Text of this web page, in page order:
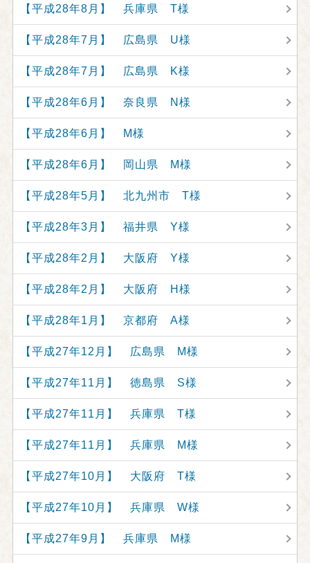
【平成28年8月】 兵庫県 T様
【平成28年7月】 広島県 U様
【平成28年7月】 広島県 K様
【平成28年6月】 奈良県 N様
【平成28年6月】 M様
【平成28年6月】 岡山県 M様
【平成28年5月】 北九州市 T様
【平成28年3月】 福井県 Y様
【平成28年2月】 大阪府 Y様
【平成28年2月】 大阪府 H様
【平成28年1月】 京都府 A様
【平成27年12月】 広島県 M様
【平成27年11月】 徳島県 S様
【平成27年11月】 兵庫県 T様
【平成27年11月】 兵庫県 M様
【平成27年10月】 大阪府 T様
【平成27年10月】 兵庫県 W様
【平成27年9月】 兵庫県 M様